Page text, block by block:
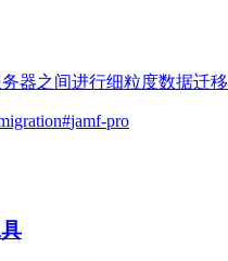
务器之间进行细粒度数据迁移
#jamf-pro